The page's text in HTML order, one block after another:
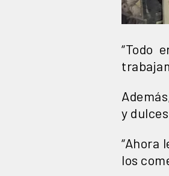
“Todo
y
“Ahora
los